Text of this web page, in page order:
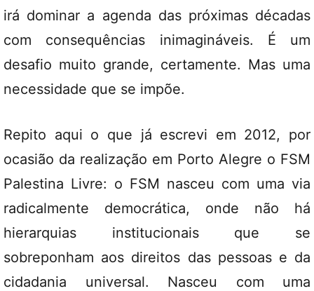
irá dominar a agenda das próximas décadas
com consequências inimagináveis. É um
desafio muito grande, certamente. Mas uma
necessidade que se impõe.
Repito aqui o que já escrevi em 2012, por
ocasião da realização em Porto Alegre o FSM
Palestina Livre: o FSM nasceu com uma via
radicalmente democrática, onde não há
hierarquias institucionais que se
sobreponham aos direitos das pessoas e da
cidadania universal. Nasceu com uma